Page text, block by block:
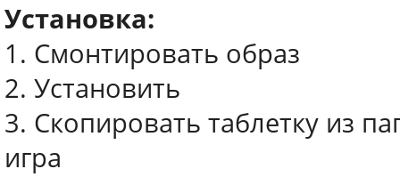
Установка:
1. Смонтировать образ
2. Установить
3. Скопировать таблетку из
игра